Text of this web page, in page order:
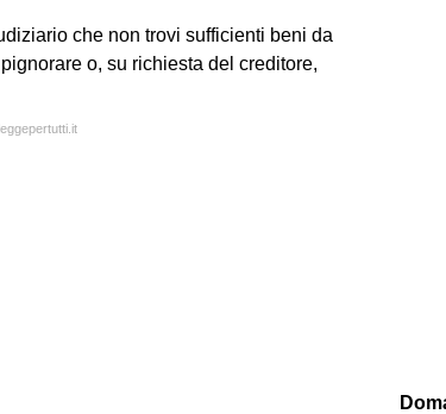
che non trovi sufficienti beni da
o, su richiesta del creditore,